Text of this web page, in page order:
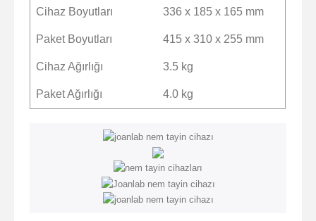
Cihaz Boyutları 336 x 185 x 165 mm
Paket Boyutları 415 x 310 x 255 mm
Cihaz Ağırlığı 3.5 kg
Paket Ağırlığı 4.0 kg